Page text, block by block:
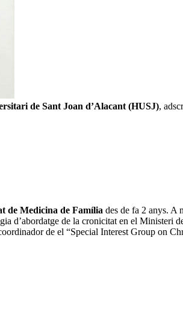
de Sant Joan d’Alacant (HUSJ),
de Medicina de Família des de fa 2 anys. A
d’abordatge de la cronicitat en el Ministeri
de el “Special Interest Group on